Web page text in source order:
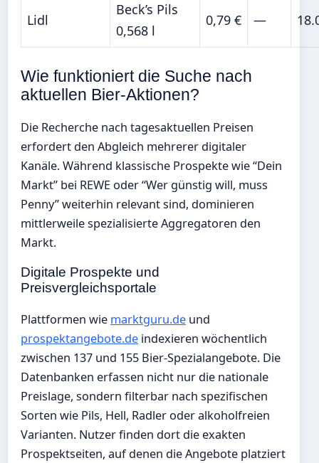
Lidl
Beck’s Pils
0,568 l
0,79 € —
Wie funktioniert die Suche nach
aktuellen Bier-Aktionen?
Die Recherche nach tagesaktuellen Preisen
erfordert den Abgleich mehrerer digitaler
Kanäle. Während klassische Prospekte wie “Dein
Markt” bei REWE oder “Wer günstig will, muss
Penny” weiterhin relevant sind, dominieren
mittlerweile spezialisierte Aggregatoren den
Markt.
Digitale Prospekte und
Preisvergleichsportale
Plattformen wie marktguru.de und
prospektangebote.de indexieren wöchentlich
zwischen 137 und 155 Bier-Spezialangebote. Die
Datenbanken erfassen nicht nur die nationale
Preislage, sondern filterbar nach spezifischen
Sorten wie Pils, Hell, Radler oder alkoholfreien
Varianten. Nutzer finden dort die exakten
Prospektseiten, auf denen die Angebote platziert